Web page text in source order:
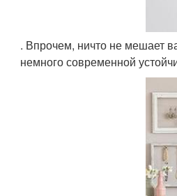
. Впрочем, ничто не мешает
немного современной